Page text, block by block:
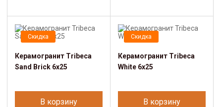
Скидка
Керамогранит Tribeca
Sand Brick 6x25
В корзину
Скидка
Керамогранит Tribeca
White 6x25
В корзину